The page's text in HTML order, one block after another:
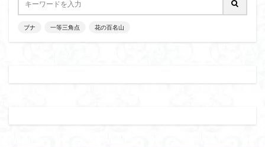
ブナ 一等三角点 花の百名山